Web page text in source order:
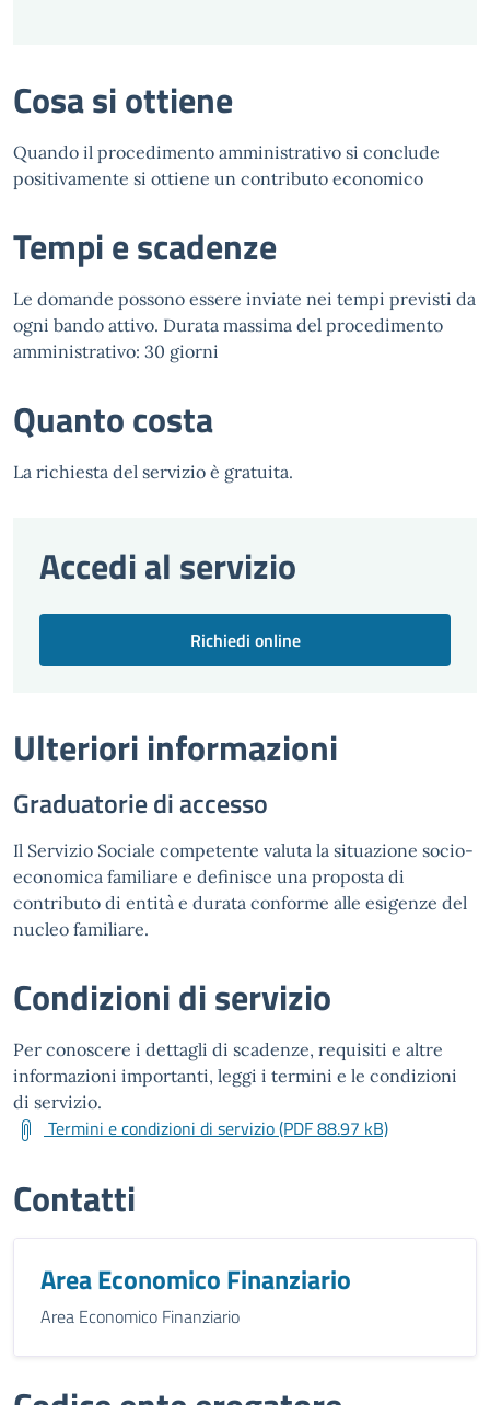
Cosa si ottiene
Quando il procedimento amministrativo si conclude
positivamente si ottiene un contributo economico
Tempi e scadenze
Le domande possono essere inviate nei tempi previsti da
ogni bando attivo. Durata massima del procedimento
amministrativo: 30 giorni
Quanto costa
La richiesta del servizio è gratuita.
Accedi al servizio
Richiedi online
Ulteriori informazioni
Graduatorie di accesso
Il Servizio Sociale competente valuta la situazione socio-
economica familiare e definisce una proposta di
contributo di entità e durata conforme alle esigenze del
nucleo familiare.
Condizioni di servizio
Per conoscere i dettagli di scadenze, requisiti e altre
informazioni importanti, leggi i termini e le condizioni
di servizio.
Termini e condizioni di servizio (PDF 88.97 kB)
Contatti
Area Economico Finanziario
Area Economico Finanziario